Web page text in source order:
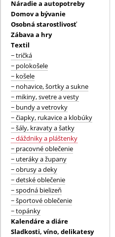
Náradie a autopotreby
Domov a bývanie
Osobná starostlivosť
Zábava a hry
Textil
− tričká
− polokošele
− košele
− nohavice, šortky a sukne
− mikiny, svetre a vesty
− bundy a vetrovky
− čiapky, rukavice a klobúky
− šály, kravaty a šatky
− dáždniky a pláštenky
− pracovné oblečenie
− uteráky a župany
− obrusy a deky
− detské oblečenie
− spodná bielizeň
− športové oblečenie
− topánky
Kalendáre a diáre
Sladkosti, víno, delikatesy